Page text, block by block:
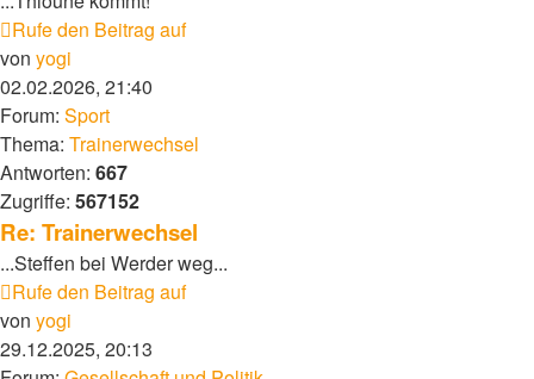
Rufe den Beitrag auf
von yogi
02.02.2026, 21:40
Forum: Sport
Thema: Trainerwechsel
Antworten: 667
Zugriffe: 567152
Re: Trainerwechsel
...Steffen bei Werder weg...
Rufe den Beitrag auf
von yogi
29.12.2025, 20:13